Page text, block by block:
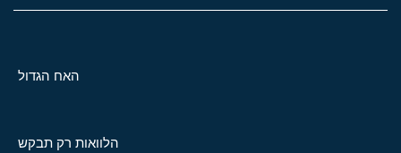
האח הגדול
הלוואות רק תבקש